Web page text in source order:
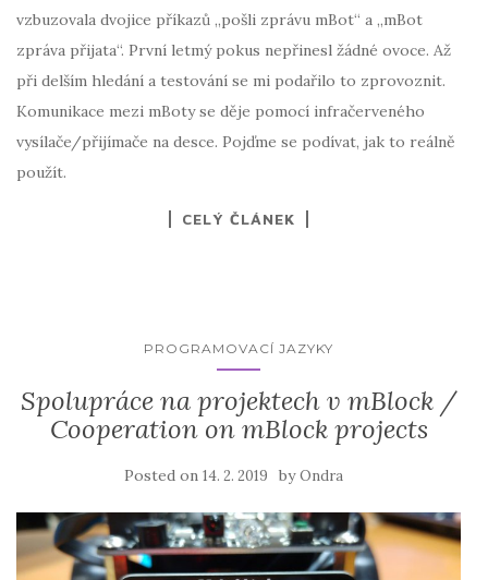
vzbuzovala dvojice příkazů „pošli zprávu mBot“ a „mBot
zpráva přijata“. První letmý pokus nepřinesl žádné ovoce. Až
při delším hledání a testování se mi podařilo to zprovoznit.
Komunikace mezi mBoty se děje pomocí infračerveného
vysílače/přijímače na desce. Pojďme se podívat, jak to reálně
použít.
CELÝ ČLÁNEK
PROGRAMOVACÍ JAZYKY
Spolupráce na projektech v mBlock /
Cooperation on mBlock projects
Posted on 14. 2. 2019 byOndra